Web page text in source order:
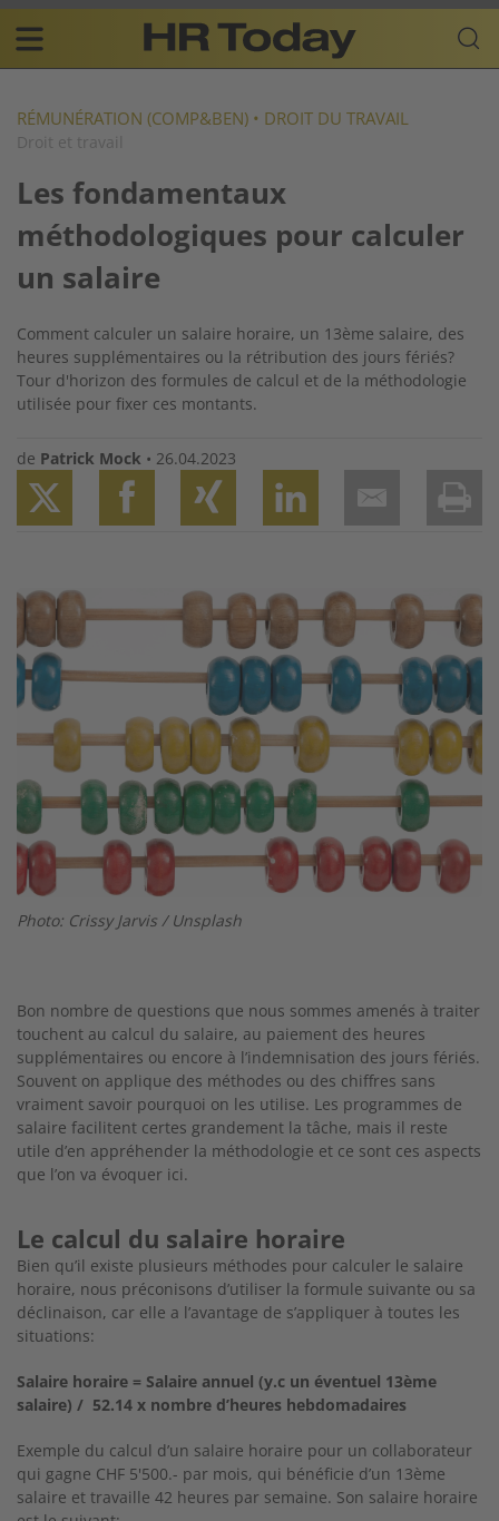
Skip
content
Plattform
für
Resources
navigation
FR
RÉMUNÉRATION (COMP&BEN) • DROIT DU TRAVAIL
Droit et travail
Les fondamentaux
méthodologiques pour calculer
un salaire
Comment calculer un salaire horaire, un 13ème salaire, des
heures supplémentaires ou la rétribution des jours fériés?
Tour d'horizon des formules de calcul et de la méthodologie
utilisée pour fixer ces montants.
de Patrick Mock • 26.04.2023
Image
Photo: Crissy Jarvis / Unsplash
Bon nombre de questions que nous sommes amenés à traiter
touchent au calcul du salaire, au paiement des heures
supplémentaires ou encore à l’indemnisation des jours fériés.
Souvent on applique des méthodes ou des chiffres sans
vraiment savoir pourquoi on les utilise. Les programmes de
salaire facilitent certes grandement la tâche, mais il reste
utile d’en appréhender la méthodologie et ce sont ces aspects
que l’on va évoquer ici.
Le calcul du salaire horaire
Bien qu’il existe plusieurs méthodes pour calculer le salaire
horaire, nous préconisons d’utiliser la formule suivante ou sa
déclinaison, car elle a l’avantage de s’appliquer à toutes les
situations:
Salaire horaire = Salaire annuel (y.c un éventuel 13ème
salaire) / 52.14 x nombre d’heures hebdomadaires
Exemple du calcul d’un salaire horaire pour un collaborateur
qui gagne CHF 5'500.- par mois, qui bénéficie d’un 13ème
salaire et travaille 42 heures par semaine. Son salaire horaire